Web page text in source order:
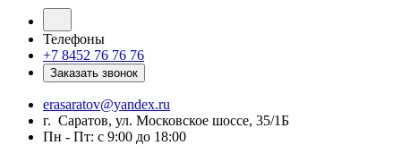
Телефоны
+7 8452 76 76 76
Заказать звонок
erasaratov@yandex.ru
г. Саратов, ул. Московское шоссе, 35/1Б
Пн - Пт: с 9:00 до 18:00